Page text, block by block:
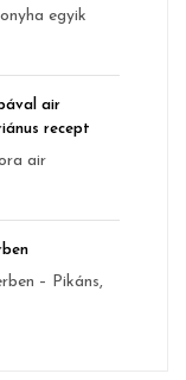
egyik
air
recept
air
– Pikáns,